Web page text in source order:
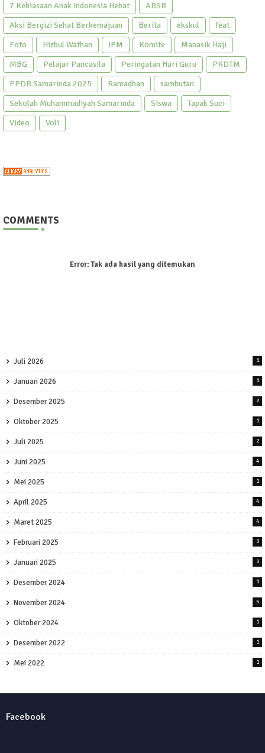
7 Kebiasaan Anak Indonesia Hebat
ABSB
Aksi Bergizi Sehat Berkemajuan
Berita ekskul
feat
Foto
Hizbul Wathan IPM Komite
Manasik Haji
MBG
Pelajar Pancasila Peringatan Hari Guru
PKDTM
PPDB Samarinda 2025
Ramadhan
sambutan
Sekolah Muhammadiyah Samarinda
Siswa
Tapak Suci
Video
Voli
COMMENTS
Error:Tak ada hasil yang ditemukan
Juli 2026 1
Januari 2026 1
Desember 2025 2
Oktober 2025 1
Juli 2025 2
Juni 2025 4
Mei 2025 1
April 2025 4
Maret 2025 4
Februari 2025 3
Januari 2025 3
Desember 2024 1
November 2024 5
Oktober 2024 1
Desember 2022 1
Mei 2022 1
Facebook